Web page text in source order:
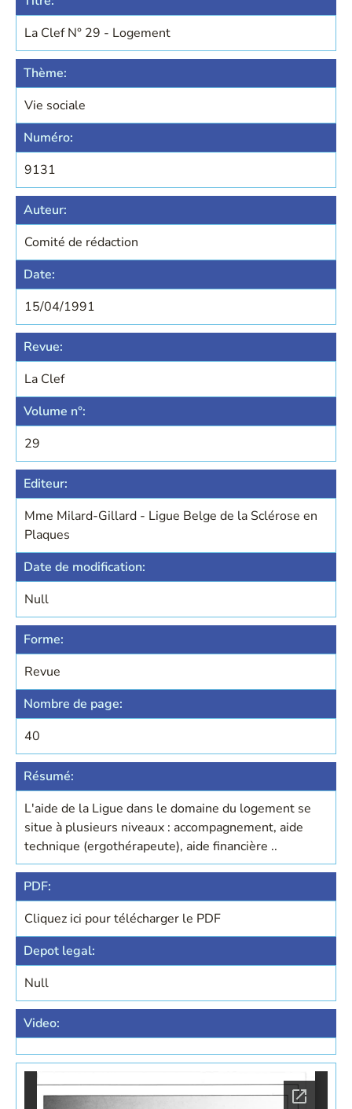
La Clef N° 29 - Logement
Thème:
Vie sociale
Numéro:
9131
Auteur:
Comité de rédaction
Date:
15/04/1991
Revue:
La Clef
Volume n°:
29
Editeur:
Mme Milard-Gillard - Ligue Belge de la Sclérose en
Plaques
Date de modification:
Null
Forme:
Revue
Nombre de page:
40
Résumé:
L'aide de la Ligue dans le domaine du logement se
situe à plusieurs niveaux : accompagnement, aide
technique (ergothérapeute), aide financière ..
PDF:
Cliquez ici pour télécharger le PDF
Depot legal:
Null
Video: